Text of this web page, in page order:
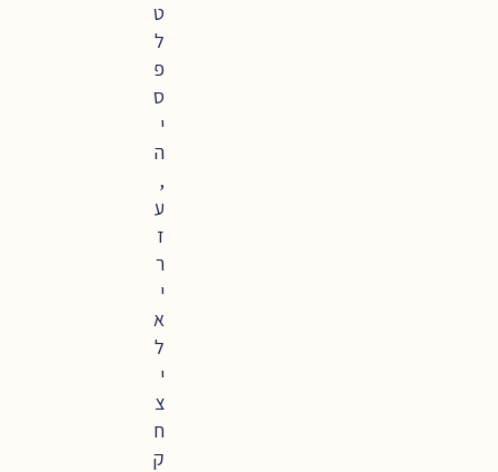
ט
ל
פ
ס
י
ה
,
ע
ז
ר
י
א
ל
י
צ
ח
ק